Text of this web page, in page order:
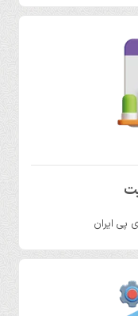
پی ایران